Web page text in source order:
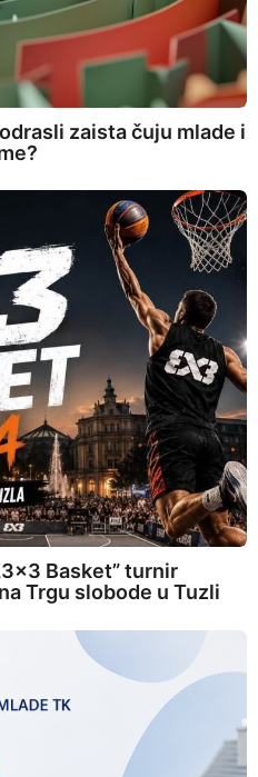
zaista čuju mlade i
Basket” turnir
Trgu slobode u Tuzli